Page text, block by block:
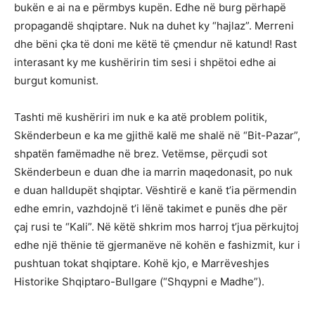
bukën e ai na e përmbys kupën. Edhe në burg përhapë
propagandë shqiptare. Nuk na duhet ky “hajlaz”. Merreni
dhe bëni çka të doni me këtë të çmendur në katund! Rast
interasant ky me kushëririn tim sesi i shpëtoi edhe ai
burgut komunist.
Tashti më kushëriri im nuk e ka atë problem politik,
Skënderbeun e ka me gjithë kalë me shalë në “Bit-Pazar”,
shpatën famëmadhe në brez. Vetëmse, përçudi sot
Skënderbeun e duan dhe ia marrin maqedonasit, po nuk
e duan halldupët shqiptar. Vështirë e kanë t’ia përmendin
edhe emrin, vazhdojnë t’i lënë takimet e punës dhe për
çaj rusi te “Kali”. Në këtë shkrim mos harroj t’jua përkujtoj
edhe një thënie të gjermanëve në kohën e fashizmit, kur i
pushtuan tokat shqiptare. Kohë kjo, e Marrëveshjes
Historike Shqiptaro-Bullgare (“Shqypni e Madhe”).